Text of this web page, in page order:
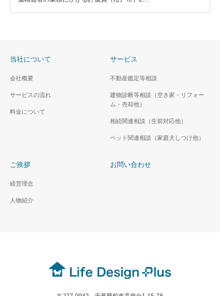
当社について
会社概要
サービスの流れ
料金について
サービス
不動産鑑定等相談
建物診断等相談（空き家・リフォー
ム・売却他）
相続関連相談（生前対応他）
ペット関連相談（家庭犬しつけ他）
ご挨拶
経営理念
人物紹介
お問い合わせ